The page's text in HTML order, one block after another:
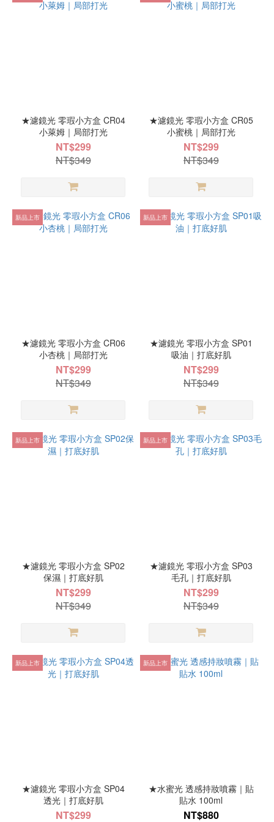
★濾鏡光 零瑕小方盒 CR04
小萊姆｜局部打光
NT$299
NT$349
★濾鏡光 零瑕小方盒 CR05
小蜜桃｜局部打光
NT$299
NT$349
新品上市
★濾鏡光 零瑕小方盒 CR06
小杏桃｜局部打光
NT$299
NT$349
新品上市
★濾鏡光 零瑕小方盒 SP01
吸油｜打底好肌
NT$299
NT$349
新品上市
★濾鏡光 零瑕小方盒 SP02
保濕｜打底好肌
NT$299
NT$349
新品上市
★濾鏡光 零瑕小方盒 SP03
毛孔｜打底好肌
NT$299
NT$349
新品上市
★濾鏡光 零瑕小方盒 SP04
透光｜打底好肌
NT$299
新品上市
★水蜜光 透感持妝噴霧｜貼
貼水 100ml
NT$880